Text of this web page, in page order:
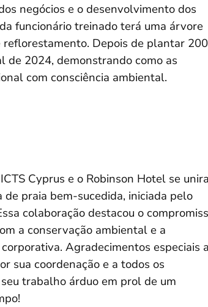
negócios e o desenvolvimento dos
funcionário treinado terá uma árvore
Depois de plantar 200
de 2024, demonstrando como as
com consciência ambiental.
Cyprus e o Robinson Hotel se
de praia bem-sucedida, iniciada pelo
colaboração destacou o
a conservação ambiental e a
Agradecimentos especiais
sua coordenação e a todos os
trabalho árduo em prol de um